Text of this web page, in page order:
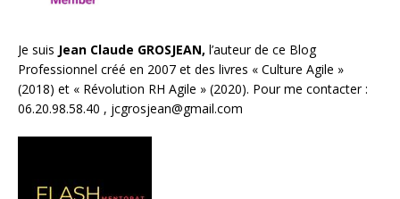
Je suis Jean Claude GROSJEAN, l’auteur de ce Blog
Professionnel créé en 2007 et des livres « Culture Agile »
(2018) et « Révolution RH Agile » (2020). Pour me contacter :
06.20.98.58.40 , jcgrosjean@gmail.com